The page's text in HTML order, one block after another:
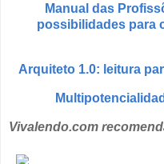
Manual das
possibilidades para
Arquiteto 1.0: leitura
Vivalendo.com